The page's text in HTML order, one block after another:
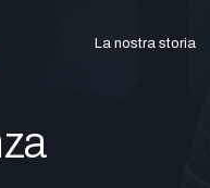
La nostra storia